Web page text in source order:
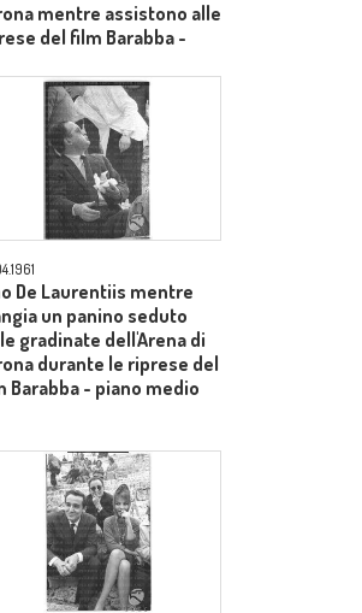
mentre assistono alle
del film Barabba -
De Laurentiis mentre
un panino seduto
gradinate dell'Arena di
durante le riprese del
Barabba - piano medio